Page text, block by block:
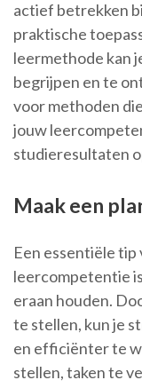
actief betrekken
praktische
leermethode kan
begrijpen en te
voor methoden
jouw
studieresultaten
Maak een
Een essentiële
leercompetentie
eraan houden.
te stellen, kun je
en efficiënter te
stellen, taken te